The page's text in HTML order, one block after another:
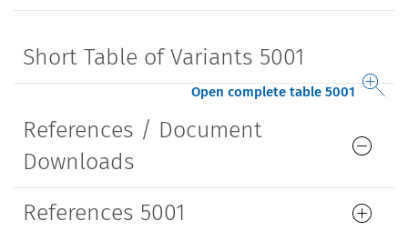
Short Table of Variants 5001
Open complete table 5001
References / Document
Downloads
References 5001